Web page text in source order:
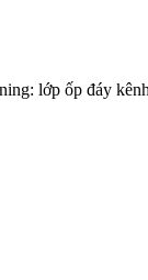
lớp ốp đáy